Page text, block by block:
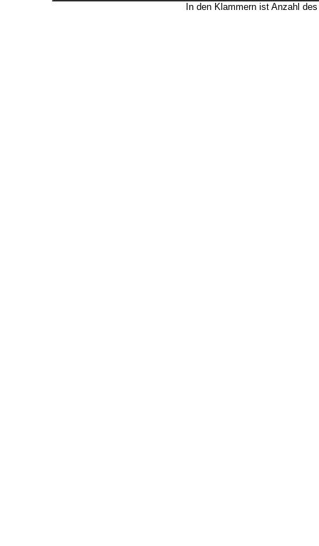
In den Klammern ist Anzahl